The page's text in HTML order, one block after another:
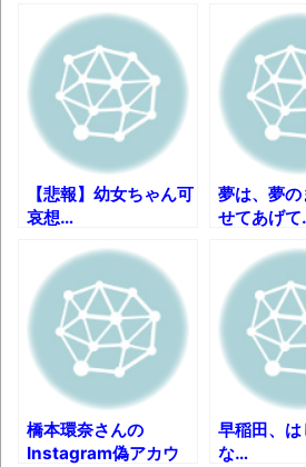
【衝撃】韓国で売ってい
デザインが悪夢すぎるwww
話題のセクシーホラ
霊師』人妻霊の服が消える
なる現象を泣きながら修正
アプデ済み。ほか、8月09
まっぷたつに…日本レト
ムソフトCDの劣化につい
別にどこの誰が一日何時
うでもいいじゃないですか
8月26日にリメイク完結
ョン」の新映像が公開！欧
にて
凡庸な悪
【悲報】幼女ちゃん可
哀想…
夢は、夢の
せてあげ
橋本環奈さんの
Instagram偽アカウ
早稲田、は
な…